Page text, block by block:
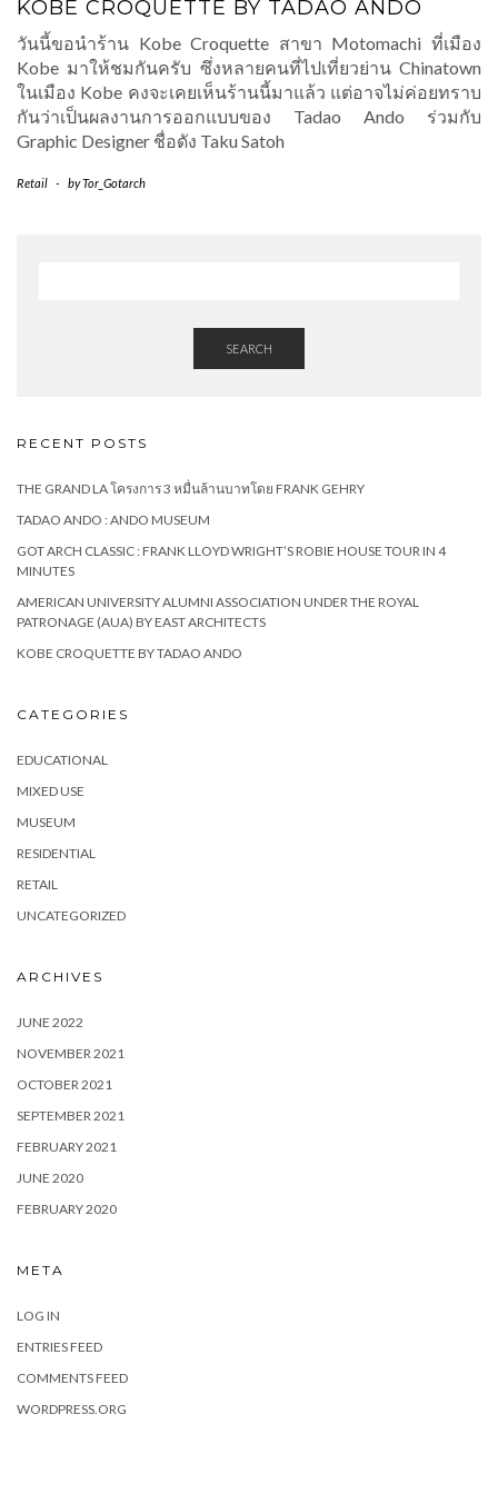
KOBE CROQUETTE BY TADAO ANDO
วันนี้ขอนำร้าน Kobe Croquette สาขา Motomachi ที่เมือง
Kobe มาให้ชมกันครับ ซึ่งหลายคนที่ไปเที่ยวย่าน Chinatown
ในเมือง Kobe คงจะเคยเห็นร้านนี้มาแล้ว แต่อาจไม่ค่อยทราบ
กันว่าเป็นผลงานการออกแบบของ Tadao Ando ร่วมกับ
Graphic Designer ชื่อดัง Taku Satoh
Retail - byTor_Gotarch
SEARCH
RECENT POSTS
THE GRAND LA โครงการ 3 หมื่นล้านบาทโดย FRANK GEHRY
TADAO ANDO : ANDO MUSEUM
GOT ARCH CLASSIC : FRANK LLOYD WRIGHT’S ROBIE HOUSE TOUR IN 4
MINUTES
AMERICAN UNIVERSITY ALUMNI ASSOCIATION UNDER THE ROYAL​
PATRONAGE (AUA) BY EAST ARCHITECTS
KOBE CROQUETTE BY TADAO ANDO
CATEGORIES
EDUCATIONAL
MIXED USE
MUSEUM
RESIDENTIAL
RETAIL
UNCATEGORIZED
ARCHIVES
JUNE 2022
NOVEMBER 2021
OCTOBER 2021
SEPTEMBER 2021
FEBRUARY 2021
JUNE 2020
FEBRUARY 2020
META
LOG IN
ENTRIES FEED
COMMENTS FEED
WORDPRESS.ORG